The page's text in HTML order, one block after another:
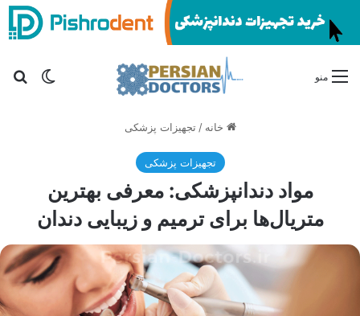
تغییر منو
خانه / تجهیزات پزشکی
تجهیزات پزشکی
مواد دندانپزشکی: معرفی بهترین
متریال‌ها برای ترمیم و زیبایی دندان